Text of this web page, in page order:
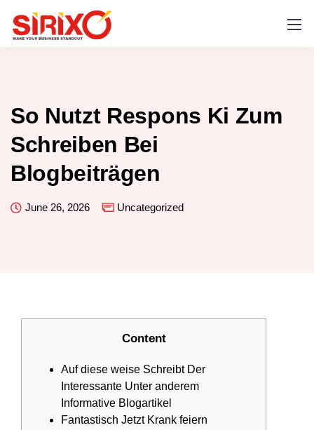
So Nutzt Respons Ki Zum
Schreiben Bei
Blogbeiträgen
June 26, 2026 Uncategorized
Content
Auf diese weise Schreibt Der
Interessante Unter anderem
Informative Blogartikel
Fantastisch Jetzt Krank feiern